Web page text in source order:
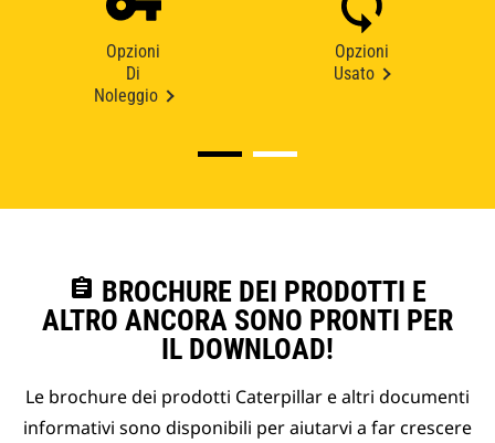
Opzioni
Di
Noleggio
Opzioni
Usato
assignment BROCHURE DEI PRODOTTI E
ALTRO ANCORA SONO PRONTI PER
IL DOWNLOAD!
Le brochure dei prodotti Caterpillar e altri documenti
informativi sono disponibili per aiutarvi a far crescere